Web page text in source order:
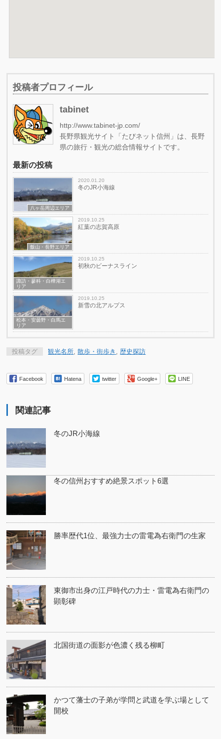
投稿者プロフィール
tabinet
http://www.tabinet-jp.com/
長野県観光サイト「たびネット信州」は、長野
県の旅行・観光の総合情報サイトです。
最新の投稿
八ヶ岳周辺エリア
2020.01.20
冬のJR小海線
飯山・長野エリア
2019.10.25
紅葉の志賀高原
諏訪・蓼科・白樺湖エ
リア
2019.10.25
初秋のビーナスライン
松本・安曇野・白馬エ
リア
2019.10.25
新雪の北アルプス
投稿タグ 観光名所 ,散歩・街歩き 歴史探訪
Facebook Hatena twitter Google+ LINE
関連記事
冬のJR小海線
冬の信州おすすめ絶景スポット6選
勝率歴代1位、最強力士の雷電為右衛門の生家
東御市出身の江戸時代の力士・雷電為右衛門の
顕彰碑
北国街道の面影が色濃く残る柳町
かつて藩士の子弟が学問と武道を学ぶ場として
開校